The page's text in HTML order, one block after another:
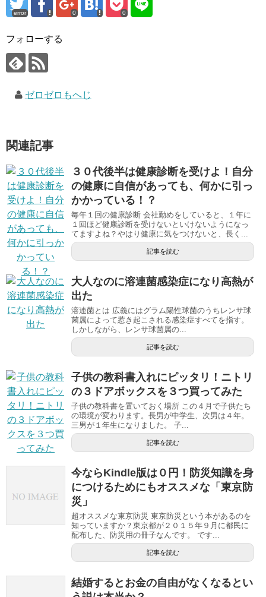
error 0 0
フォローする
ゼロゼロもへじ
関連記事
３０代後半は健康診断を受けよ！自分
の健康に自信があっても、何かに引っ
かかっている！？
毎年１回の健康診断 会社勤めをしていると、１年に
１回ほど健康診断を受けないといけないようになっ
てますよね？やはり健康に気をつけないと、長く...
記事を読む
大人なのに溶連菌感染症になり高熱が
出た
溶連菌とは 広義にはグラム陽性球菌のうちレンサ球
菌属によって惹き起こされる感染症すべてを指す。
しかしながら、レンサ球菌属の...
記事を読む
子供の教科書入れにピッタリ！ニトリ
の３ドアボックスを３つ買ってみた
子供の教科書を置いておく場所 この４月で子供たち
の環境が変わります。長男が中学生、次男は４年。
三男が１年生になりました。 子...
記事を読む
今ならKindle版は０円！防災知識を身
につけるためにもオススメな「東京防
災」
超オススメな東京防災 東京防災という本があるのを
知っていますか？東京都が２０１５年９月に都民に
配布した、防災用の冊子なんです。 です...
記事を読む
結婚するとお金の自由がなくなるとい